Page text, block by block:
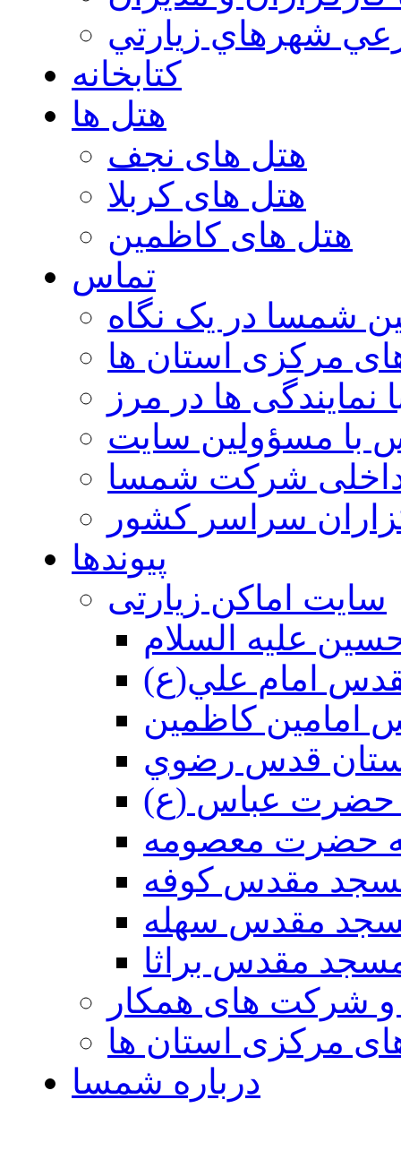
شهرهاي زيارتي
کتابخانه
هتل ها
هتل های نجف
هتل های کربلا
هتل های کاظمین
تماس
شمسا در یک نگاه
مرکزی استان ها
نمایندگی ها در مرز
با مسؤولین سایت
شرکت شمسا
سراسر کشور
پیوندها
سایت اماکن زیارتی
عليه السلام
امام علي(ع)
امامين كاظمين
قدس رضوي
حضرت عباس (ع)
حضرت معصومه
مقدس كوفه
مقدس سهله
مقدس براثا
و شرکت های همکار
مرکزی استان ها
درباره شمسا